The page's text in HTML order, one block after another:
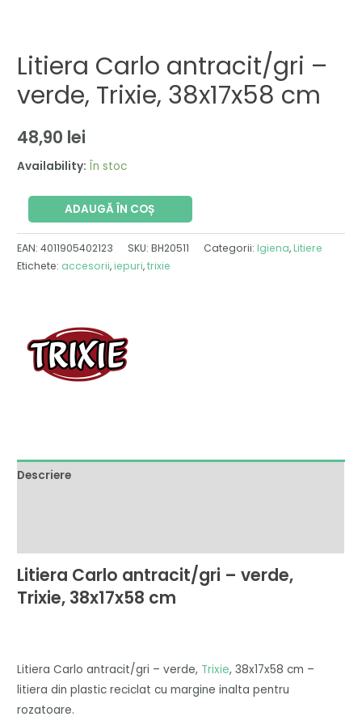
Litiera Carlo antracit/gri –
verde, Trixie, 38x17x58 cm
48,90 lei
Availability: În stoc
ADAUGĂ ÎN COȘ
EAN:4011905402123 SKU:BH20511 Categorii:Igiena,Litiere
Etichete: accesorii,iepuri,trixie
Descriere
Litiera Carlo antracit/gri – verde,
Trixie, 38x17x58 cm
Litiera Carlo antracit/gri – verde, Trixie, 38x17x58 cm –
litiera din plastic reciclat cu margine inalta pentru
rozatoare.